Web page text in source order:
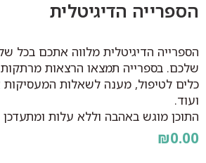
הספרייה הדיגיטלית
הספרייה הדיגיטלית מלווה אתכם בכל
שלכם. בספרייה תמצאו הרצאות מרתקות
כלים לטיפול, מענה לשאלות
ועוד.
התוכן מוגש באהבה וללא עלות
₪0.00